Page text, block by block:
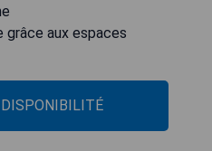
grâce aux espaces